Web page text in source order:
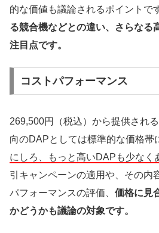
的な価値も議論されるポイントで
る競合機などとの違い、さらなる
注目点です。
コストパフォーマンス
269,500円（税込）から提供され
向のDAPとしては標準的な価格帯
にしろ、もっと高いDAPも少なく
引キャンペーンの適用や、その内
パフォーマンスの評価、 価格に見
かどうかも議論の対象です。